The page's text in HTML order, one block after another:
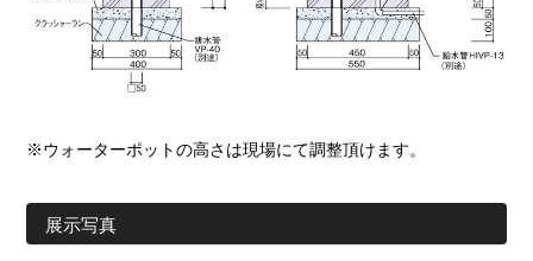
※ウォーターポットの高さは現場にて調整頂けます。
展示写真